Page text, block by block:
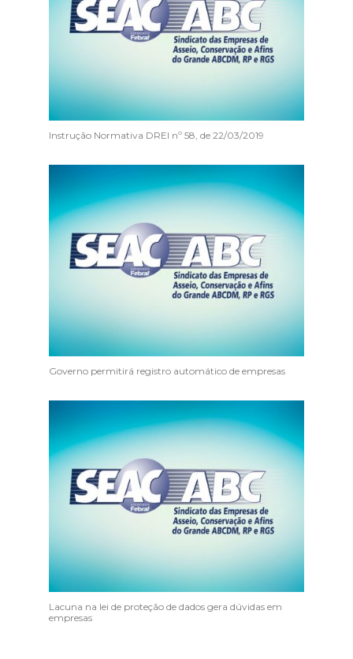
Instrução Normativa DREI nº 58, de 22/03/2019
Governo permitirá registro automático de empresas
Lacuna na lei de proteção de dados gera dúvidas em
empresas